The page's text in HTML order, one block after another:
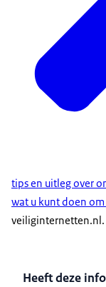
tips en uitleg over
wat u kunt doen
veiliginternetten.nl.
Heeft deze